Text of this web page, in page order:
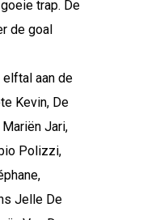
trap. De
de goal
aan de
Kevin, De
Jari,
Polizzi,
Jelle De